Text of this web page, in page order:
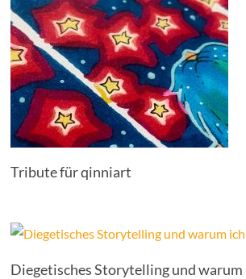
Tribute für qinniart
Diegetisches Storytelling und warum